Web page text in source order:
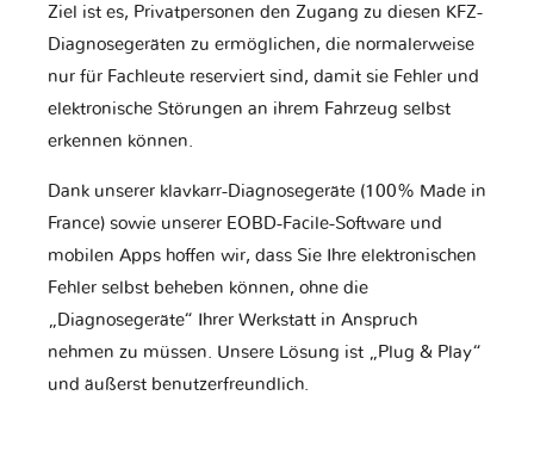
Ziel ist es, Privatpersonen den Zugang zu diesen KFZ-
Diagnosegeräten zu ermöglichen, die normalerweise
nur für Fachleute reserviert sind, damit sie Fehler und
elektronische Störungen an ihrem Fahrzeug selbst
erkennen können.
Dank unserer klavkarr-Diagnosegeräte (100% Made in
France) sowie unserer EOBD-Facile-Software und
mobilen Apps hoffen wir, dass Sie Ihre elektronischen
Fehler selbst beheben können, ohne die
„Diagnosegeräte“ Ihrer Werkstatt in Anspruch
nehmen zu müssen. Unsere Lösung ist „Plug & Play“
und äußerst benutzerfreundlich.